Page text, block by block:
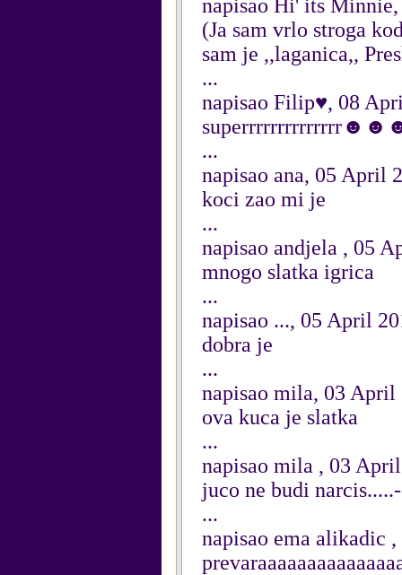
napisao Hi' its
(Ja sam vrlo stroga
sam je ,,laganica,,
...
napisao Filip♥, 08
...
napisao ana, 05 April
koci zao mi je
...
napisao andjela , 05
mnogo slatka igrica
...
napisao ..., 05 April
dobra je
...
napisao mila, 03 April
ova kuca je slatka
...
napisao mila , 03
juco ne budi
...
napisao ema alikadic